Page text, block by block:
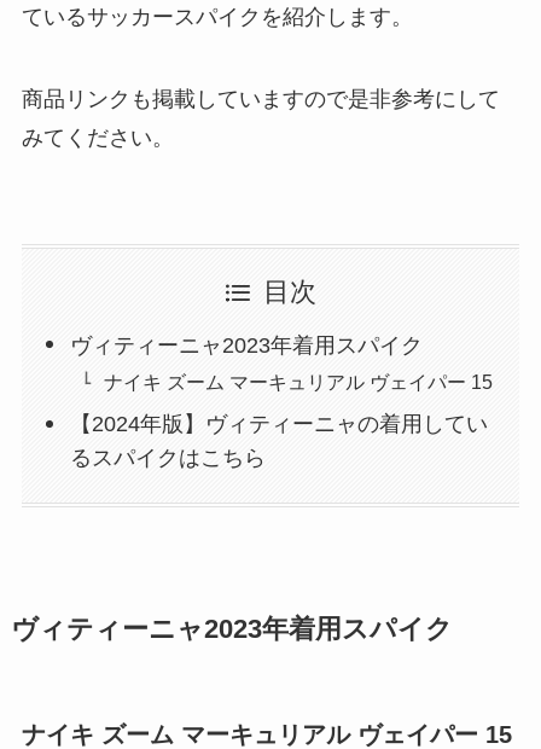
ているサッカースパイクを紹介します。
商品リンクも掲載していますので是非参考にして
みてください。
目次
ヴィティーニャ2023年着用スパイク
ナイキ ズーム マーキュリアル ヴェイパー 15
【2024年版】ヴィティーニャの着用してい
るスパイクはこちら
ヴィティーニャ2023年着用スパイク
ナイキ ズーム マーキュリアル ヴェイパー 15